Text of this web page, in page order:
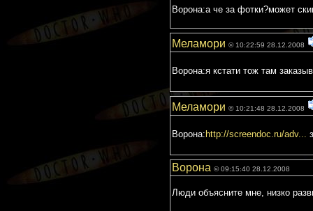
Ворона:а че за фотки?может
Меламори © 10:22:59 28.12.2008
Ворона:я кстати тож там
Меламори © 10:21:48 28.12.2008
Ворона: http://screendoc.ru/adv...
Ворона © 09:15:40 28.12.2008
Люди объясните мне, низко